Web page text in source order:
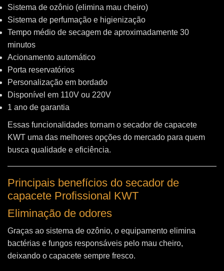
Sistema de ozônio (elimina mau cheiro)
Sistema de perfumação e higienização
Tempo médio de secagem de aproximadamente 30
minutos
Acionamento automático
Porta reservatórios
Personalização em bordado
Disponível em 110V ou 220V
1 ano de garantia
Essas funcionalidades tornam o secador de capacete
KWT uma das melhores opções do mercado para quem
busca qualidade e eficiência.
Principais benefícios do secador de
capacete Profissional KWT
Eliminação de odores
Graças ao sistema de ozônio, o equipamento elimina
bactérias e fungos responsáveis pelo mau cheiro,
deixando o capacete sempre fresco.